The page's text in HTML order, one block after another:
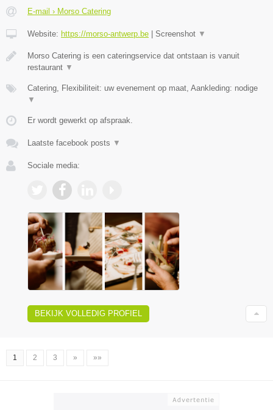
E-mail › Morso Catering
Website: https://morso-antwerp.be | Screenshot ▼
Morso Catering is een cateringservice dat ontstaan is vanuit
restaurant ▼
Catering, Flexibiliteit: uw evenement op maat, Aankleding: nodige
▼
Er wordt gewerkt op afspraak.
Laatste facebook posts ▼
Sociale media:
BEKIJK VOLLEDIG PROFIEL
1 2 3 » »»